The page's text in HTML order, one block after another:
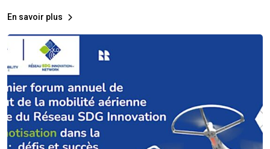
En savoir plus